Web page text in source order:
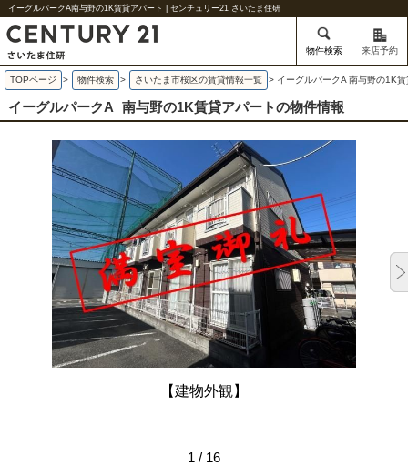
イーグルパークA南与野の1K賃貸アパート | センチュリー21 さいたま住研
物件検索 来店予約
TOPページ > 物件検索 > さいたま市桜区の賃貸情報一覧 > イーグルパークA 南与野の1K
イーグルパークA 南与野の1K賃貸アパートの物件情報
【建物外観】
1 / 16